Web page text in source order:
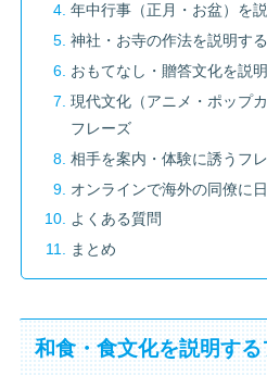
年中行事（正月・お盆）を
神社・お寺の作法を説明す
おもてなし・贈答文化を説
現代文化（アニメ・ポップ
フレーズ
相手を案内・体験に誘うフ
オンラインで海外の同僚に
よくある質問
まとめ
和食・食文化を説明する